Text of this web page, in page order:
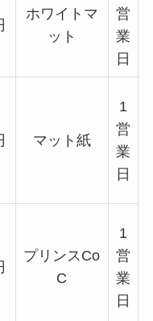
ホワイトマ
ット
営
業
日
マット紙
1
営
業
日
プリンスCo
C
1
営
業
日